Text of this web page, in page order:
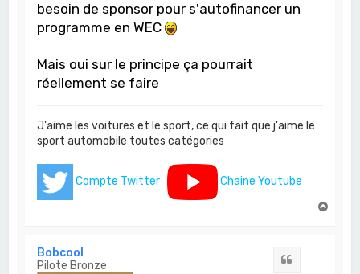
besoin de sponsor pour s'autofinancer un
programme en WEC
Mais oui sur le principe ça pourrait
réellement se faire
J'aime les voitures et le sport, ce qui fait que j'aime le
sport automobile toutes catégories
Compte Twitter
Chaine Youtube
Bobcool
Pilote Bronze